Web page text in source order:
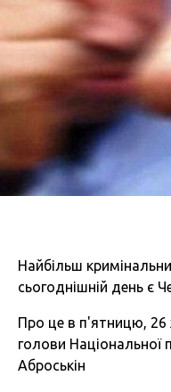
Найбільш
сьогоднішній день є
Про це в п'ятницю, 26
голови Національної
Аброськін